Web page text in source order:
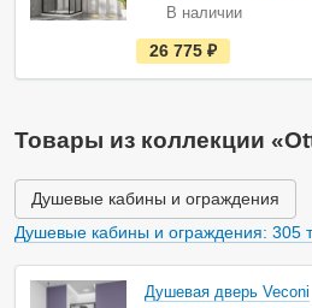
В наличии
е
с
т
а
и
ч
и
и
26 775
Товары из коллекции
Душевые кабины и ограждения
Душевые кабины и ограждения: 305
Душевая дверь Veconi